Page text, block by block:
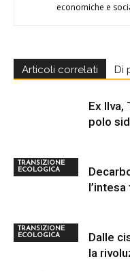
economiche e
Articoli correlati Di
TRANSIZIONE
ECOLOGICA
Ex Ilva,
polo
TRANSIZIONE
ECOLOGICA
Dalle
la